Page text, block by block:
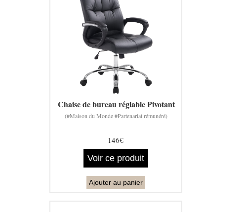
Chaise de bureau réglable Pivotant
(#Maison du Monde #Partenariat rémunéré)
146€
Voir ce produit
Ajouter au panier